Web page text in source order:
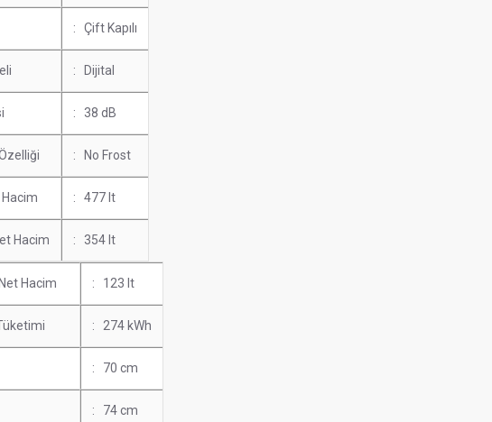
: Çift Kapılı
: Dijital
: 38 dB
: No Frost
: 477 lt
Hacim : 354 lt
Hacim : 123 lt
: 274 kWh
: 70 cm
: 74 cm